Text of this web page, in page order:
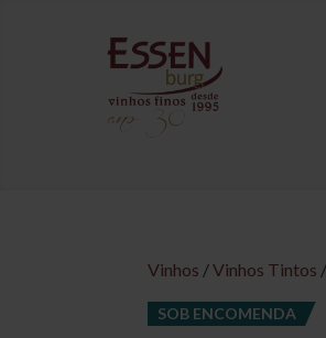
Vinhos /Vinhos Tintos
SOB ENCOMENDA